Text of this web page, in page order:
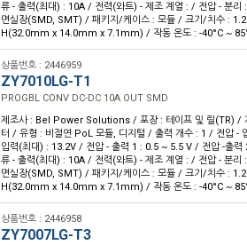
류 - 출력(최대) : 10A / 전력(와트) - 제조 계열 : / 전압 - 분
면실장(SMD, SMT) / 패키지/케이스 : 모듈 / 크기/치수 :
H(32.0mm x 14.0mm x 7.1mm) / 작동 온도 : -40°C ~
상품번호 : 2446959
ZY7010LG-T1
PROGBL CONV DC-DC 10A OUT SMD
제조사 : Bel Power Solutions / 포장 : 테이프 및 릴(TR) /
터 / 유형 : 비절연 PoL 모듈, 디지털 / 출력 개수 : 1 / 전압 -
입력(최대) : 13.2V / 전압 - 출력 1 : 0.5 ~ 5.5 V / 전압 -출
류 - 출력(최대) : 10A / 전력(와트) - 제조 계열 : / 전압 - 분
면실장(SMD, SMT) / 패키지/케이스 : 모듈 / 크기/치수 :
H(32.0mm x 14.0mm x 7.1mm) / 작동 온도 : -40°C ~
상품번호 : 2446958
ZY7007LG-T3